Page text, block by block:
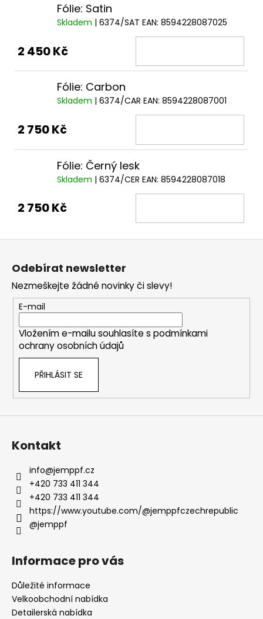
Fólie: Satin
Skladem | 6374/SAT EAN: 8594228087025
2 450 Kč
Fólie: Carbon
Skladem | 6374/CAR EAN: 8594228087001
2 750 Kč
Fólie: Černý lesk
Skladem | 6374/CER EAN: 8594228087018
2 750 Kč
Odebírat newsletter
Nezmeškejte žádné novinky či slevy!
E-mail
Vložením e-mailu souhlasíte s podmínkami
ochrany osobních údajů
PŘIHLÁSIT SE
Kontakt
info@jemppf.cz
+420 733 411 344
+420 733 411 344
https://www.youtube.com/@jemppfczechrepublic
@jemppf
Informace pro vás
Důležité informace
Velkoobchodní nabídka
Detailerská nabídka